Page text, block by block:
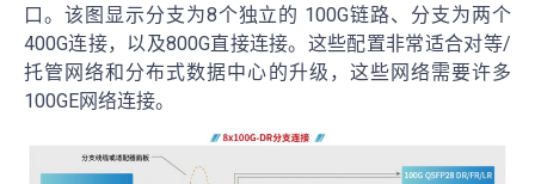
口。该图显示分支为8个独立的 100G链路、分支为两个
400G连接，以及800G直接连接。这些配置非常适合对等/
托管网络和分布式数据中心的升级，这些网络需要许多
100GE网络连接。